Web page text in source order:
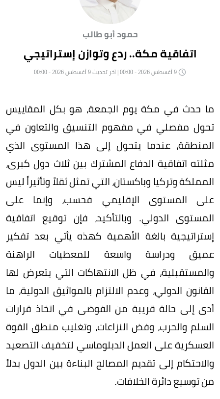
حمود أبو طالب
اتفاقية مكة.. ردع وتوازن إستراتيجي
ما حدث في مكة يوم الجمعة، هو بكل المقاييس
تحول مفصلي في مفهوم التنسيق والتعاون في
المنطقة، عندما يتحول إلى هذا المستوى الذي
مثلته اتفاقية الدفاع المشترك بين ثلاث دول كبرى،
المملكة وتركيا وباكستان، التي تمثل ثقلاً وتأثيراً ليس
على المستوى الإقليمي فحسب، وإنما على
المستوى الدولي. وبالتأكيد، فإن توقيع اتفاقية
إستراتيجية بالغة الأهمية كهذه يأتي بعد تفكير
عميق ودراسة واسعة للمعطيات الراهنة
والمستقبلية، في ظل الانتهاكات التي يتعرض لها
القانون الدولي، وعدم الالتزام بالمواثيق الدولية، ما
أدى إلى حالة قريبة من الفوضى في اتخاذ قرارات
السلم والحرب، وفض النزاعات، وتغليب منطق القوة
العسكرية على العمل الدبلوماسي لتخفيف التصعيد
والاحتكام إلى تقديم المصالح البناءة بين الدول بدلاً
من توسيع دائرة الخلافات.